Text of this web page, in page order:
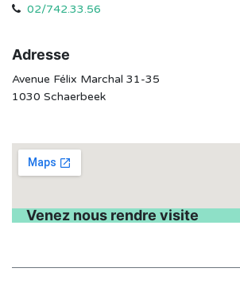
02/742.33.56
Adresse
Avenue Félix Marchal 31-35
1030 Schaerbeek
Venez nous rendre visite